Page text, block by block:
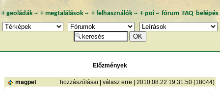
+ geoládák~ +megtalálások ~ + felhasználók~ + poi~ fórum FAQ belépés
Előzmények
magpet hozzászólásai válasz erre | 2010.08.22 19:31:50 (18044)